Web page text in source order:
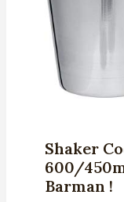
Shaker
600/
Barman !